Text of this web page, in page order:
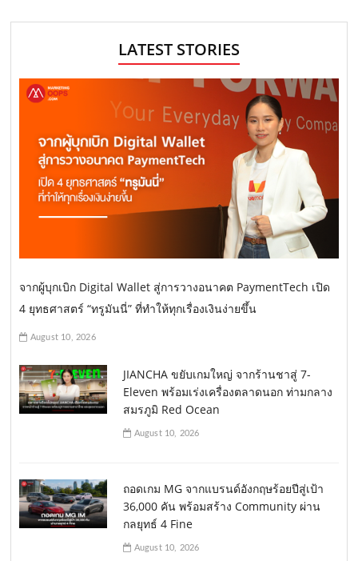
LATEST STORIES
จากผู้บุกเบิก Digital Wallet สู่การวางอนาคต PaymentTech เปิด
4 ยุทธศาสตร์ “ทรูมันนี่” ที่ทำให้ทุกเรื่องเงินง่ายขึ้น
August 10, 2026
JIANCHA ขยับเกมใหญ่ จากร้านชาสู่ 7-
Eleven พร้อมเร่งเครื่องตลาดนอก ท่ามกลาง
สมรภูมิ Red Ocean
August 10, 2026
ถอดเกม MG จากแบรนด์อังกฤษร้อยปีสู่เป้า
36,000 คัน พร้อมสร้าง Community ผ่าน
กลยุทธ์ 4 Fine
August 10, 2026